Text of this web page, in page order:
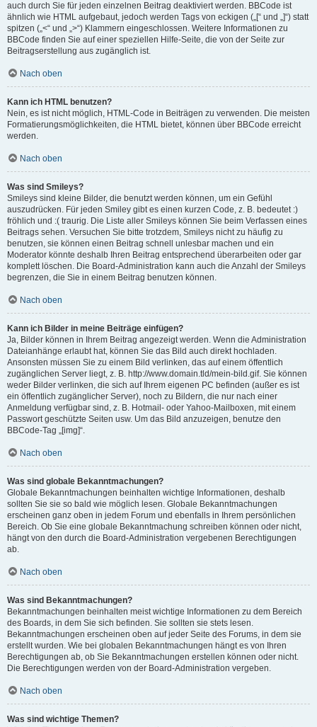
auch durch Sie für jeden einzelnen Beitrag deaktiviert werden. BBCode ist
ähnlich wie HTML aufgebaut, jedoch werden Tags von eckigen („[“ und „]“) statt
spitzen („<“ und „>“) Klammern eingeschlossen. Weitere Informationen zu
BBCode finden Sie auf einer speziellen Hilfe-Seite, die von der Seite zur
Beitragserstellung aus zugänglich ist.
Nach oben
Kann ich HTML benutzen?
Nein, es ist nicht möglich, HTML-Code in Beiträgen zu verwenden. Die meisten
Formatierungsmöglichkeiten, die HTML bietet, können über BBCode erreicht
werden.
Nach oben
Was sind Smileys?
Smileys sind kleine Bilder, die benutzt werden können, um ein Gefühl
auszudrücken. Für jeden Smiley gibt es einen kurzen Code, z. B. bedeutet :)
fröhlich und :( traurig. Die Liste aller Smileys können Sie beim Verfassen eines
Beitrags sehen. Versuchen Sie bitte trotzdem, Smileys nicht zu häufig zu
benutzen, sie können einen Beitrag schnell unlesbar machen und ein
Moderator könnte deshalb Ihren Beitrag entsprechend überarbeiten oder gar
komplett löschen. Die Board-Administration kann auch die Anzahl der Smileys
begrenzen, die Sie in einem Beitrag benutzen können.
Nach oben
Kann ich Bilder in meine Beiträge einfügen?
Ja, Bilder können in Ihrem Beitrag angezeigt werden. Wenn die Administration
Dateianhänge erlaubt hat, können Sie das Bild auch direkt hochladen.
Ansonsten müssen Sie zu einem Bild verlinken, das auf einem öffentlich
zugänglichen Server liegt, z. B. http://www.domain.tld/mein-bild.gif. Sie können
weder Bilder verlinken, die sich auf Ihrem eigenen PC befinden (außer es ist
ein öffentlich zugänglicher Server), noch zu Bildern, die nur nach einer
Anmeldung verfügbar sind, z. B. Hotmail- oder Yahoo-Mailboxen, mit einem
Passwort geschützte Seiten usw. Um das Bild anzuzeigen, benutze den
BBCode-Tag „[img]“.
Nach oben
Was sind globale Bekanntmachungen?
Globale Bekanntmachungen beinhalten wichtige Informationen, deshalb
sollten Sie sie so bald wie möglich lesen. Globale Bekanntmachungen
erscheinen ganz oben in jedem Forum und ebenfalls in Ihrem persönlichen
Bereich. Ob Sie eine globale Bekanntmachung schreiben können oder nicht,
hängt von den durch die Board-Administration vergebenen Berechtigungen
ab.
Nach oben
Was sind Bekanntmachungen?
Bekanntmachungen beinhalten meist wichtige Informationen zu dem Bereich
des Boards, in dem Sie sich befinden. Sie sollten sie stets lesen.
Bekanntmachungen erscheinen oben auf jeder Seite des Forums, in dem sie
erstellt wurden. Wie bei globalen Bekanntmachungen hängt es von Ihren
Berechtigungen ab, ob Sie Bekanntmachungen erstellen können oder nicht.
Die Berechtigungen werden von der Board-Administration vergeben.
Nach oben
Was sind wichtige Themen?